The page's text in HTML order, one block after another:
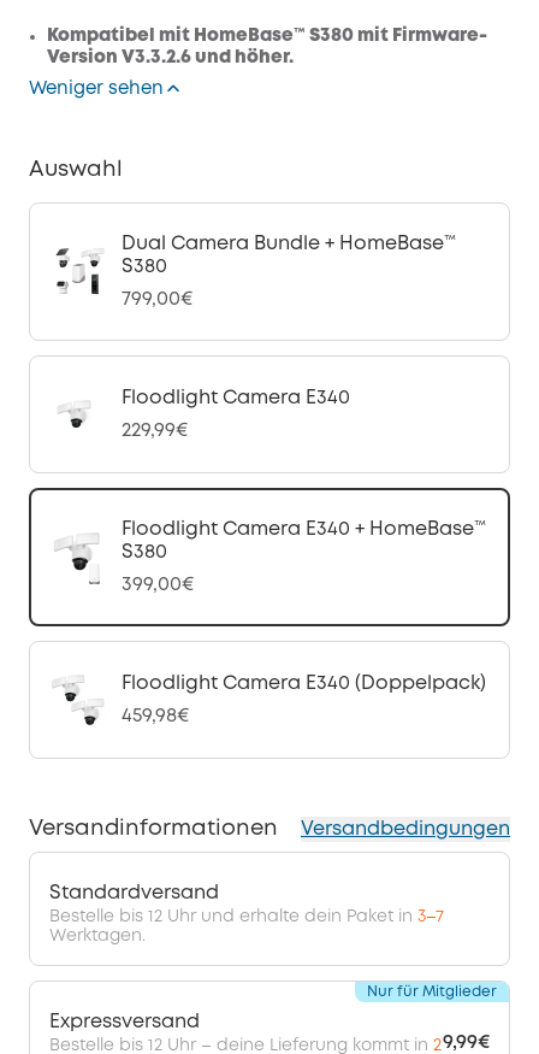
Kompatibel mit HomeBase™ S380 mit Firmware-
Version V3.3.2.6 und höher.
Weniger sehen
Auswahl
Dual Camera Bundle + HomeBase™
S380
799,00€
Floodlight Camera E340
229,99€
Floodlight Camera E340 + HomeBase™
S380
399,00€
Floodlight Camera E340 (Doppelpack)
459,98€
Versandinformationen Versandbedingungen
Standardversand
Bestelle bis 12 Uhr und erhalte dein Paket in 3–7
Werktagen.
Expressversand
Bestelle bis 12 Uhr – deine Lieferung kommt in 29,99€
Nur für Mitglieder